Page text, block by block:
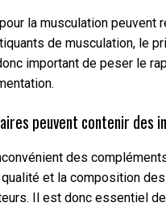
la musculation
de musculation, le
important de peser le
peuvent contenir
des
et la composition
Il est donc essentiel